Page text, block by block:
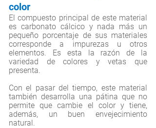
color
El compuesto principal de este material
es carbonato cálcico y nada más un
pequeño porcentaje de sus materiales
corresponde a impurezas u otros
elementos. Es esta la razón de la
variedad de colores y vetas que
presenta.
Con el pasar del tiempo, este material
también desarrolla una pátina que no
permite que cambie el color y tiene,
además, un buen envejecimiento
natural.